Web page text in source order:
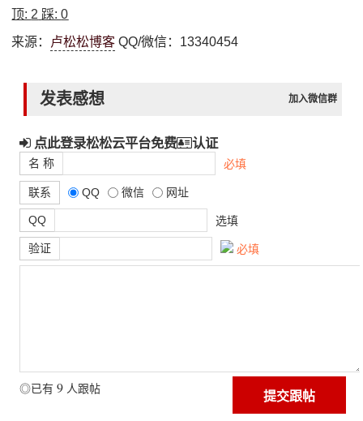
顶: 2 踩:0
来源： 卢松松博客 QQ/微信：13340454
发表感想 加入微信群
点此登录松松云平台免费 认证
名 称 必填
联系 QQ 微信 网址
QQ 选填
验证 必填
◎已有 9 人跟帖